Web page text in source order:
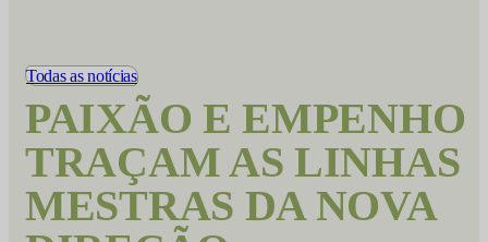
Todas as notícias
PAIXÃO E EMPENHO
TRAÇAM AS LINHAS
MESTRAS DA NOVA